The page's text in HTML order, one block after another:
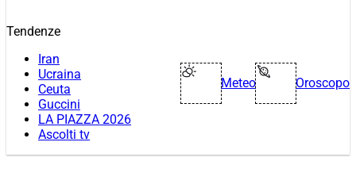
Tendenze
Iran
Ucraina
Ceuta
Guccini
LA PIAZZA 2026
Ascolti tv
Meteo Oroscopo